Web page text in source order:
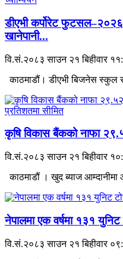
डीएभी कर्पोरेट
खानेपानी...
वि.सं.२०८३ साउन २१ बिहीवार
काठमाडौं। डीएभी बिजनेस स्कुल र
कृषि विकास बैंकको नाफा
वि.सं.२०८३ साउन २१ बिहीवार
काठमाडौं । खुद ब्याज आम्दानीमा
नेपालमा एक वर्षमा १३१
वि.सं.२०८३ साउन २१ बिहीवार